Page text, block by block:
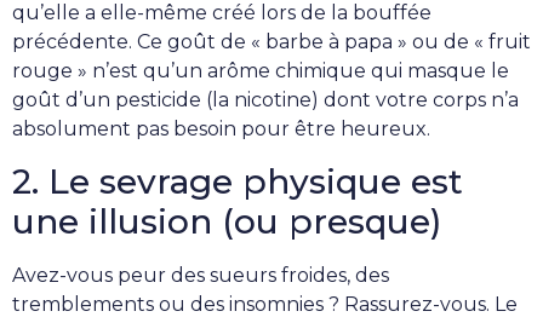
qu’elle a elle-même créé lors de la bouffée
précédente. Ce goût de « barbe à papa » ou de « fruit
rouge » n’est qu’un arôme chimique qui masque le
goût d’un pesticide (la nicotine) dont votre corps n’a
absolument pas besoin pour être heureux.
2. Le sevrage physique est
une illusion (ou presque)
Avez-vous peur des sueurs froides, des
tremblements ou des insomnies ? Rassurez-vous. Le